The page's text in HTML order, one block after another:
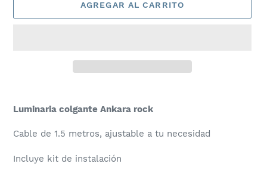
AGREGAR AL CARRITO
el
a
carrito
Luminaria colgante Ankara rock
Cable de 1.5 metros, ajustable a tu necesidad
Incluye kit de instalación